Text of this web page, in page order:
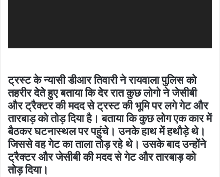
ट्रस्ट के न्यासी डीआर तिवारी ने रायवाला पुलिस को
तहरीर देते हुए बताया कि देर रात कुछ लोगो ने जेसीबी
और ट्रैक्टर की मदद से ट्रस्ट की भूमि पर लगे गेट और
तारबाड़ को तोड़ दिया है। बताया कि कुछ लोग एक कार में
बैठकर घटनास्थल पर पहुंचे। उनके हाथ में हथौड़े थे।
जिससे वह गेट का ताला तोड़ रहे थे। उसके बाद उन्होंने
ट्रैक्टर और जेसीबी की मदद से गेट और तारबाड़ को
तोड़ दिया।